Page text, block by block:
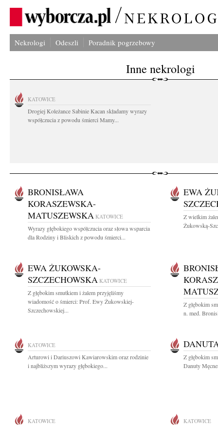
Nekrologi Odeszli Poradnik pogrzebowy
Inne nekrologi
KATOWICE
Drogiej Koleżance Sabinie Kacan składamy wyrazy
współczucia z powodu śmierci Mamy...
BRONISŁAWA
KORASZEWSKA-
MATUSZEWSKA KATOWICE
Wyrazy głębokiego współczucia oraz słowa wsparcia
dla Rodziny i Bliskich z powodu śmierci...
EWA
Z wielkim
Żukowską-
EWA ŻUKOWSKA-
SZCZECHOWSKA KATOWICE
Z głębokim smutkiem i żalem przyjęliśmy
wiadomość o śmierci: Prof. Ewy Żukowskiej-
Szczechowskiej...
Z głębokim
n. med.
KATOWICE
Arturowi i Dariuszowi Kawiarowskim oraz rodzinie
i najbliższym wyrazy głębokiego...
Z głębokim
Danuty
KATOWICE KATOWICE